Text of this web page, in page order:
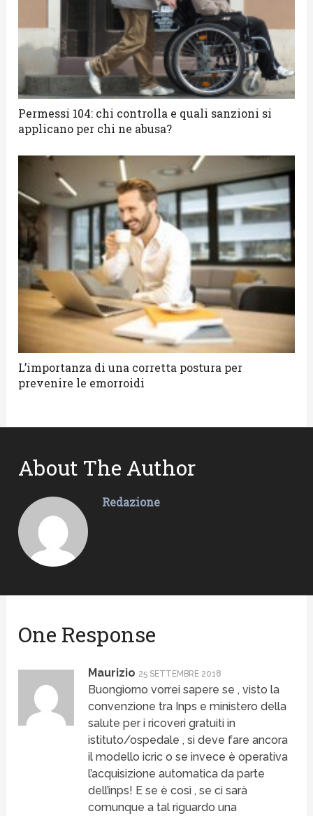
Permessi 104: chi controlla e quali sanzioni si
applicano per chi ne abusa?
L’importanza di una corretta postura per
prevenire le emorroidi
About The Author
Redazione
One Response
Maurizio 25 SETTEMBRE 2018
Buongiorno vorrei sapere se , visto la
convenzione tra Inps e ministero della
salute per i ricoveri gratuiti in
istituto/ospedale , si deve fare ancora
il modello icric o se invece è operativa
l’acquisizione automatica da parte
dell’inps! E se è così , se ci sarà
comunque a tal riguardo una